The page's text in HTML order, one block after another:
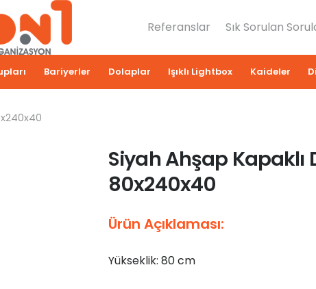
Referanslar Sık Sorulan
Bariyerler Dolaplar Işıklı Lightbox Kaideler
Siyah Ahşap Kapaklı
80x240x40
Ürün Açıklaması:
Yükseklik: 80 cm